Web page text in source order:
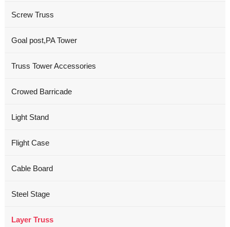
Screw Truss
Goal post,PA Tower
Truss Tower Accessories
Crowed Barricade
Light Stand
Flight Case
Cable Board
Steel Stage
Layer Truss